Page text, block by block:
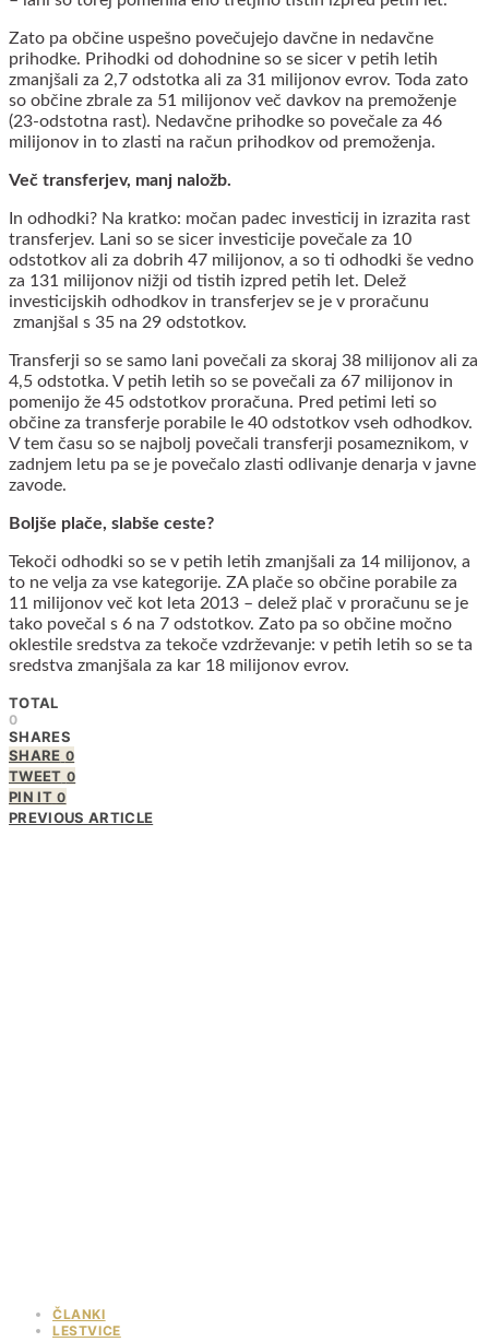
Zato pa občine uspešno povečujejo davčne in nedavčne
prihodke. Prihodki od dohodnine so se sicer v petih letih
zmanjšali za 2,7 odstotka ali za 31 milijonov evrov. Toda zato
so občine zbrale za 51 milijonov več davkov na premoženje
(23-odstotna rast). Nedavčne prihodke so povečale za 46
milijonov in to zlasti na račun prihodkov od premoženja.
Več transferjev, manj naložb.
In odhodki? Na kratko: močan padec investicij in izrazita rast
transferjev. Lani so se sicer investicije povečale za 10
odstotkov ali za dobrih 47 milijonov, a so ti odhodki še vedno
za 131 milijonov nižji od tistih izpred petih let. Delež
investicijskih odhodkov in transferjev se je v proračunu
zmanjšal s 35 na 29 odstotkov.
Transferji so se samo lani povečali za skoraj 38 milijonov ali za
4,5 odstotka. V petih letih so se povečali za 67 milijonov in
pomenijo že 45 odstotkov proračuna. Pred petimi leti so
občine za transferje porabile le 40 odstotkov vseh odhodkov.
V tem času so se najbolj povečali transferji posameznikom, v
zadnjem letu pa se je povečalo zlasti odlivanje denarja v javne
zavode.
Boljše plače, slabše ceste?
Tekoči odhodki so se v petih letih zmanjšali za 14 milijonov, a
to ne velja za vse kategorije. ZA plače so občine porabile za
11 milijonov več kot leta 2013 – delež plač v proračunu se je
tako povečal s 6 na 7 odstotkov. Zato pa so občine močno
oklestile sredstva za tekoče vzdrževanje: v petih letih so se ta
sredstva zmanjšala za kar 18 milijonov evrov.
TOTAL
0
SHARES
SHARE 0
TWEET 0
PIN IT 0
PREVIOUS ARTICLE
ČLANKI
LESTVICE